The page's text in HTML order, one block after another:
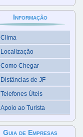
Informação
Clima
Localização
Como Chegar
Distâncias de JF
Telefones Úteis
Apoio ao Turista
Guia de Empresas